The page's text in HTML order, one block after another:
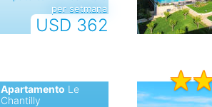
USD 362
per setmana
Apartamento Le
Chantilly